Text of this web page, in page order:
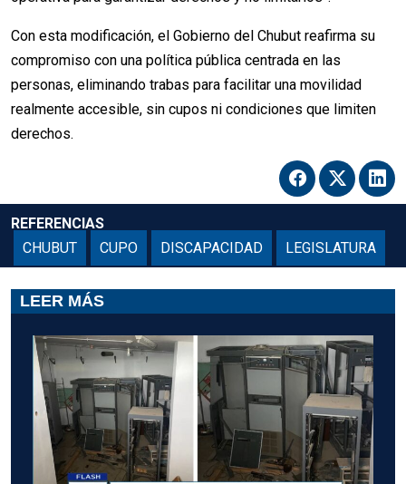
Con esta modificación, el Gobierno del Chubut reafirma su
compromiso con una política pública centrada en las
personas, eliminando trabas para facilitar una movilidad
realmente accesible, sin cupos ni condiciones que limiten
derechos.
REFERENCIAS
CHUBUT
CUPO DISCAPACIDAD LEGISLATURA
LEER MÁS